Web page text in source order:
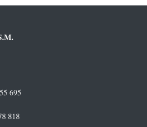
695
818